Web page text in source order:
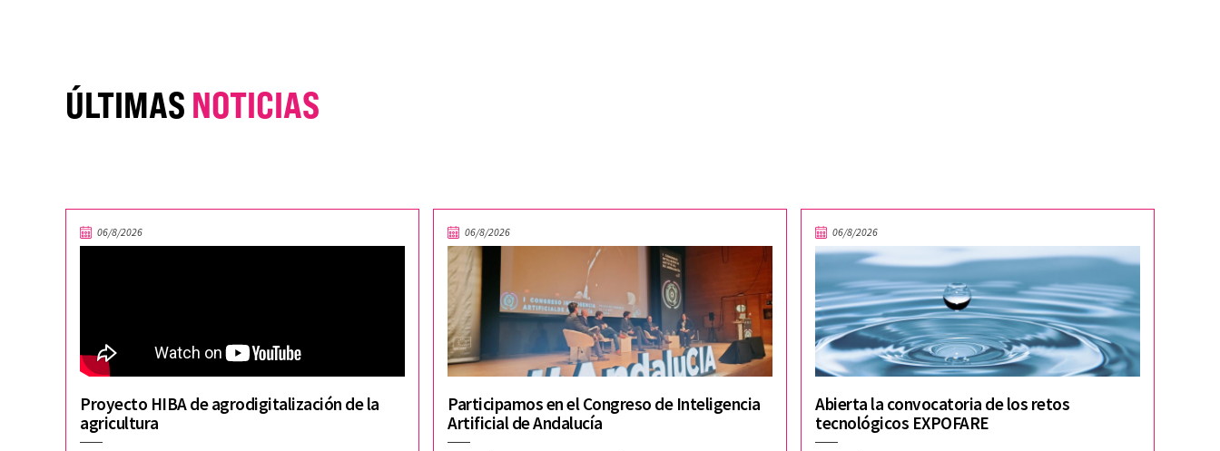
ÚLTIMAS NOTICIAS
06/8/2026
Proyecto HIBA de agrodigitalización de la
agricultura
06/8/2026
Participamos en el Congreso de Inteligencia
Artificial de Andalucía
06/8/2026
Abierta la convocatoria de los retos
tecnológicos EXPOFARE